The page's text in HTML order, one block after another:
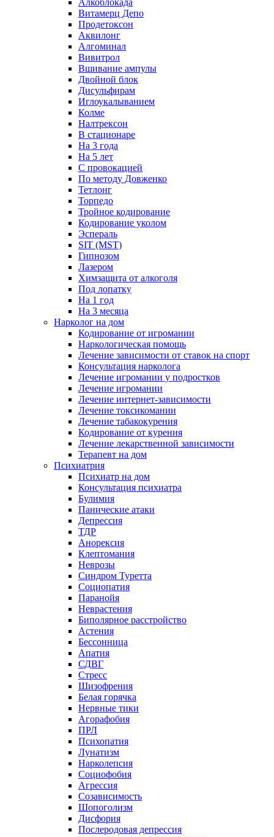
Алкоблокада
Витамерц Депо
Продетоксон
Аквилонг
Алгоминал
Вивитрол
Вшивание ампулы
Двойной блок
Дисульфирам
Иглоукалыванием
Колме
Налтрексон
В стационаре
На 3 года
На 5 лет
С провокацией
По методу Довженко
Тетлонг
Торпедо
Тройное кодирование
Кодирование уколом
Эспераль
SIT (MST)
Гипнозом
Лазером
Химзащита от алкоголя
Под лопатку
На 1 год
На 3 месяца
Нарколог на дом
Кодирование от игромании
Наркологическая помощь
Лечение зависимости от ставок на спорт
Консультация нарколога
Лечение игромании у подростков
Лечение игромании
Лечение интернет-зависимости
Лечение токсикомании
Лечение табакокурения
Кодирование от курения
Лечение лекарственной зависимости
Терапевт на дом
Психиатрия
Психиатр на дом
Консультация психиатра
Булимия
Панические атаки
Депрессия
ТДР
Анорексия
Клептомания
Неврозы
Синдром Туретта
Социопатия
Паранойя
Неврастения
Биполярное расстройство
Астения
Бессонница
Апатия
СДВГ
Стресс
Шизофрения
Белая горячка
Нервные тики
Агорафобия
ПРЛ
Психопатия
Лунатизм
Нарколепсия
Социофобия
Агрессия
Созависимость
Шопоголизм
Дисфория
Послеродовая депрессия